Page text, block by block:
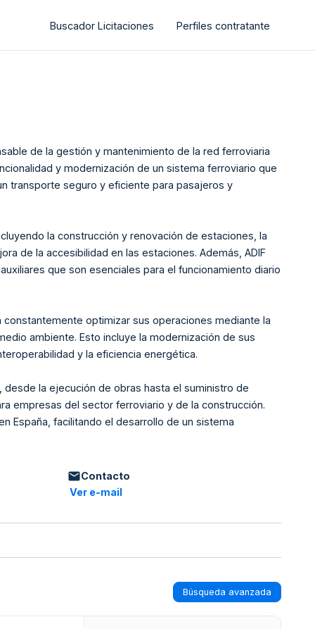
Buscador Licitaciones Perfiles contratante
de la gestión y mantenimiento de la red ferroviaria
y modernización de un sistema ferroviario que
transporte seguro y eficiente para pasajeros y
la construcción y renovación de estaciones, la
de la accesibilidad en las estaciones. Además, ADIF
que son esenciales para el funcionamiento diario
constantemente optimizar sus operaciones mediante la
ambiente. Esto incluye la modernización de sus
y la eficiencia energética.
desde la ejecución de obras hasta el suministro de
empresas del sector ferroviario y de la construcción.
España, facilitando el desarrollo de un sistema
Contacto
Ver e-mail
Búsqueda avanzada